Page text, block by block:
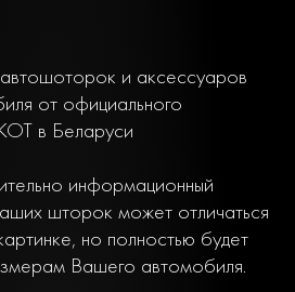
и аксессуаров
от официального
в Беларуси
информационный
шторок может отличаться
но полностью будет
Вашего автомобиля.